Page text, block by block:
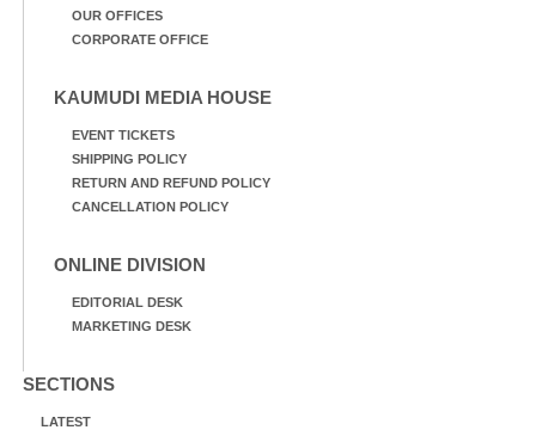
OUR OFFICES
CORPORATE OFFICE
KAUMUDI MEDIA HOUSE
EVENT TICKETS
SHIPPING POLICY
RETURN AND REFUND POLICY
CANCELLATION POLICY
ONLINE DIVISION
EDITORIAL DESK
MARKETING DESK
SECTIONS
LATEST